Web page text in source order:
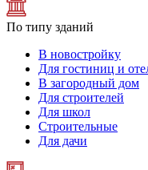
По типу зданий
В новостройку
Для гостиниц и
В загородный дом
Для строителей
Для школ
Строительные
Для дачи